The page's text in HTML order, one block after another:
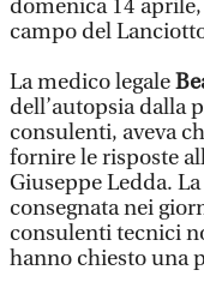
domenica 14
campo del
La medico legale
dell’autopsia dalla
consulenti, aveva
fornire le risposte
Giuseppe Ledda.
consegnata nei
consulenti tecnici
hanno chiesto una